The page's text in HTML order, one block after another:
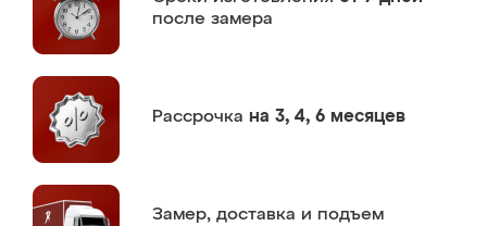
после замера
Рассрочка на 3, 4, 6 месяцев
Замер, доставка и подъем